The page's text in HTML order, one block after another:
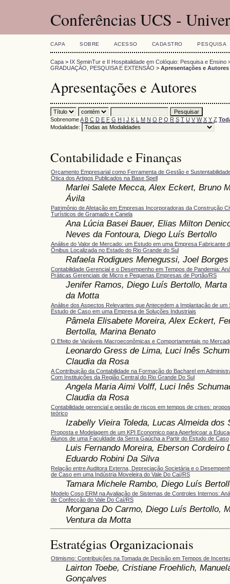
Conferências UCS -
CAPA SOBRE ACESSO CADASTRO PESQUISA
Capa > IX SeminTur e II Hospitalidade em Colóquio: Pesquisa e Ensino
GRADUAÇÃO, PESQUISA E EXTENSÃO > Apresentações e Autores
Apresentações e Autores
SobrenomeA B C D E F G H I J K L M N O P Q R S T U V W X Y Z
Modalidade:
Contabilidade e Finanças
Orçamento Empresarial como Ferramenta de Gestão e
Ótica dos Artigos Publicados na Base Spell
Marlei Salete Mecca, Alex Eckert, Bruno
Ávila
Patrimônio de Afetação em Empresas Incorporadoras da Construção
Turísticos de Gramado e Canela
Ana Lúcia Basei Bauer, Elias Milton
Neves da Fontoura, Diego Luís Bertollo
Análise do Valor de Mercado: um Estudo em uma Empresa Fabricante
Ônibus Localizada no Estado do Rio Grande do Sul
Rafaela Rodigues Menegussi, Joel
Contabilidade Gerencial e o Desempenho em Tempos de Pandemia:
Práticas Gerenciais de Micro e Pequenas Empresas de Portão/RS
Jenifer Ramos, Diego Luís Bertollo, Marta
da Motta
Análise dos Aspectos Relevantes que Antecedem a Implantação de um
Estudo de Caso em uma Empresa de Soluções Industriais
Pâmela Elisabete Moreira, Alex Eckert,
Bertolla, Marina Benato
O Efeito de Variáveis Macroeconômicas e Comportamentais no
Leonardo Gress de Lima, Luci Inês
Claudia da Rosa
A Contribuição da Contabilidade na Formação do Bacharel em
Com Instituições da Região Central do Rio Grande Do Sul
Angela Maria Aimi Volff, Luci Inês
Claudia da Rosa
Contabilidade gerencial e gestão de riscos em tempos de crises:
teórico
Izabelly Vieira Toleda, Lucas Almeida dos
Proposta e Modelagem de um KPI Economico para Aperfeiçoar a
Alunos de uma Faculdade da Serra Gaúcha a Partir do Estudo de Caso
Luis Fernando Moreira, Eberson Cordeiro
Eduardo Robini Da Silva
Relação entre Auditora Externa, Depreciação Societária e o
de Caso em uma Indústria Moveleira do Vale Do Caí/RS
Tamara Michele Rambo, Diego Luís
Modelo Coso ERM na Avaliação de Sistemas de Controles Internos:
de Confecção do Vale Do Caí/RS
Morgana Do Carmo, Diego Luís Bertollo,
Ventura da Motta
Estratégias Organizacionais
Otimismo: Contribuições na Tomada de Decisão em Tempos de
Lairton Toebe, Cristiane Froehlich,
Gonçalves